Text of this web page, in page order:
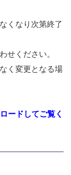
くなり次第終了
せください。
く変更となる場
ードしてご覧く